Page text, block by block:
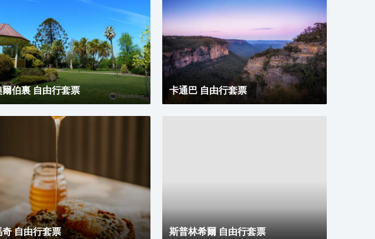
伯裏 自由行套票 卡通巴 自由行套票
自由行套票 斯普林希爾 自由行套票